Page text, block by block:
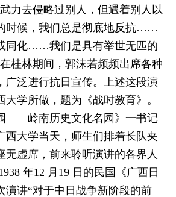
力去侵略过别人，但遇着别人以
时候，我们总是彻底地反抗……
同化……我们是具有举世无匹的
桂林期间，郭沫若频频出席各种
广泛进行抗日宣传。上述这段演
学所做，题为《战时教育》。
——岭南历史文化名园》一书记
西大学当天，师生们排着长队夹
无虚席，前来聆听演讲的各界人
年12 月19 日的民国《广西日
演讲“对于中日战争新阶段的前